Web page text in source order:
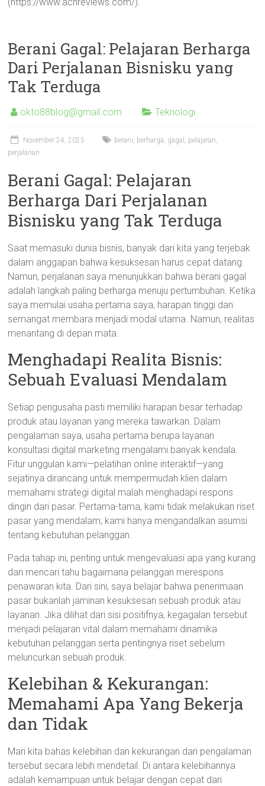
Berani Gagal: Pelajaran Berharga
Dari Perjalanan Bisnisku yang
Tak Terduga
okto88blog@gmail.com Teknologi
November 24, 2025 berani, berharga, gagal , pelajaran,
perjalanan
Berani Gagal: Pelajaran
Berharga Dari Perjalanan
Bisnisku yang Tak Terduga
Saat memasuki dunia bisnis, banyak dari kita yang terjebak
dalam anggapan bahwa kesuksesan harus cepat datang.
Namun, perjalanan saya menunjukkan bahwa berani gagal
adalah langkah paling berharga menuju pertumbuhan. Ketika
saya memulai usaha pertama saya, harapan tinggi dan
semangat membara menjadi modal utama. Namun, realitas
menantang di depan mata.
Menghadapi Realita Bisnis:
Sebuah Evaluasi Mendalam
Setiap pengusaha pasti memiliki harapan besar terhadap
produk atau layanan yang mereka tawarkan. Dalam
pengalaman saya, usaha pertama berupa layanan
konsultasi digital marketing mengalami banyak kendala.
Fitur unggulan kami—pelatihan online interaktif—yang
sejatinya dirancang untuk mempermudah klien dalam
memahami strategi digital malah menghadapi respons
dingin dari pasar. Pertama-tama, kami tidak melakukan riset
pasar yang mendalam; kami hanya mengandalkan asumsi
tentang kebutuhan pelanggan.
Pada tahap ini, penting untuk mengevaluasi apa yang kurang
dan mencari tahu bagaimana pelanggan merespons
penawaran kita. Dari sini, saya belajar bahwa penerimaan
pasar bukanlah jaminan kesuksesan sebuah produk atau
layanan. Jika dilihat dari sisi positifnya, kegagalan tersebut
menjadi pelajaran vital dalam memahami dinamika
kebutuhan pelanggan serta pentingnya riset sebelum
meluncurkan sebuah produk.
Kelebihan & Kekurangan:
Memahami Apa Yang Bekerja
dan Tidak
Mari kita bahas kelebihan dan kekurangan dari pengalaman
tersebut secara lebih mendetail. Di antara kelebihannya
adalah kemampuan untuk belajar dengan cepat dari